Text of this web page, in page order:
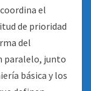
el
de prioridad
del
paralelo, junto
básica y los